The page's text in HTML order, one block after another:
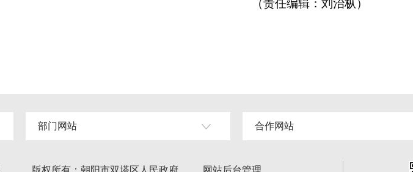
（责任编辑：刘治枞）
部门网站 合作网站
版权所有：朝阳市双塔区人民政府 网站后台管理